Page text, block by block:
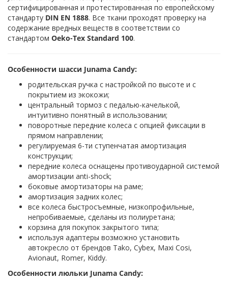
сертифицированная и протестированная по европейскому
стандарту DIN EN 1888. Все ткани проходят проверку на
содержание вредных веществ в соответствии со
стандартом Oeko-Tex Standard 100.
Особенности шасси Junama Candy:
родительская ручка с настройкой по высоте и с
покрытием из экокожи;
центральный тормоз с педалью-качелькой,
интуитивно понятный в использовании;
поворотные передние колеса с опцией фиксации в
прямом направлении;
регулируемая 6-ти ступенчатая амортизация
конструкции;
передние колеса оснащены противоударной системой
амортизации anti-shock;
боковые амортизаторы на раме;
амортизация задних колес;
все колеса быстросъемные, низкопрофильные,
непробиваемые, сделаны из полиуретана;
корзина для покупок закрытого типа;
используя адаптеры возможно установить
автокресло от брендов Tako, Cybex, Maxi Cosi,
Avionaut, Romer, Kiddy.
Особенности люльки Junama Candy: